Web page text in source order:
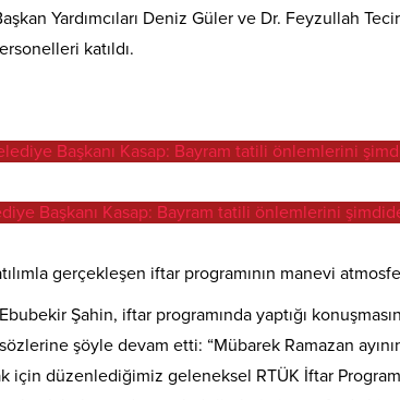
Yardımcıları Deniz Güler ve Dr. Feyzullah
katıldı.
Başkanı Kasap: Bayram tatili önlemlerini
gerçekleşen iftar programının manevi
Şahin, iftar programında yaptığı
şöyle devam etti: “Mübarek Ramazan
için düzenlediğimiz geleneksel RTÜK İftar